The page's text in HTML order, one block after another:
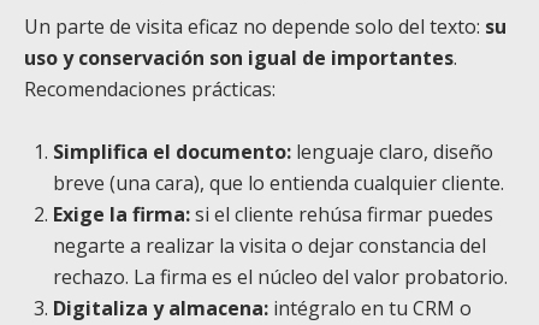
Un parte de visita eficaz no depende solo del texto: su
uso y conservación son igual de importantes.
Recomendaciones prácticas:
Simplifica el documento: lenguaje claro, diseño
breve (una cara), que lo entienda cualquier cliente.
Exige la firma:si el cliente rehúsa firmar puedes
negarte a realizar la visita o dejar constancia del
rechazo. La firma es el núcleo del valor probatorio.
Digitaliza y almacena: intégralo en tu CRM o